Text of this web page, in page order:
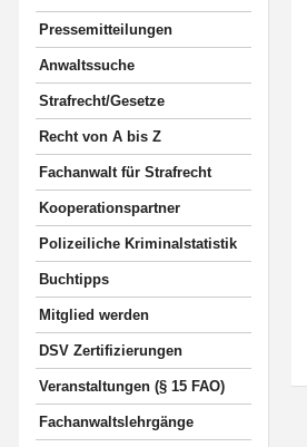
Pressemitteilungen
Anwaltssuche
Strafrecht/Gesetze
Recht von A bis Z
Fachanwalt für Strafrecht
Kooperationspartner
Polizeiliche Kriminalstatistik
Buchtipps
Mitglied werden
DSV Zertifizierungen
Veranstaltungen (§ 15 FAO)
Fachanwaltslehrgänge